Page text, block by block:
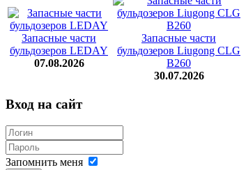
Запасные части
бульдозеров LEDAY
07.08.2026
Запасные части
бульдозеров Liugong CLG
B260
30.07.2026
Вход на сайт
Запомнить меня